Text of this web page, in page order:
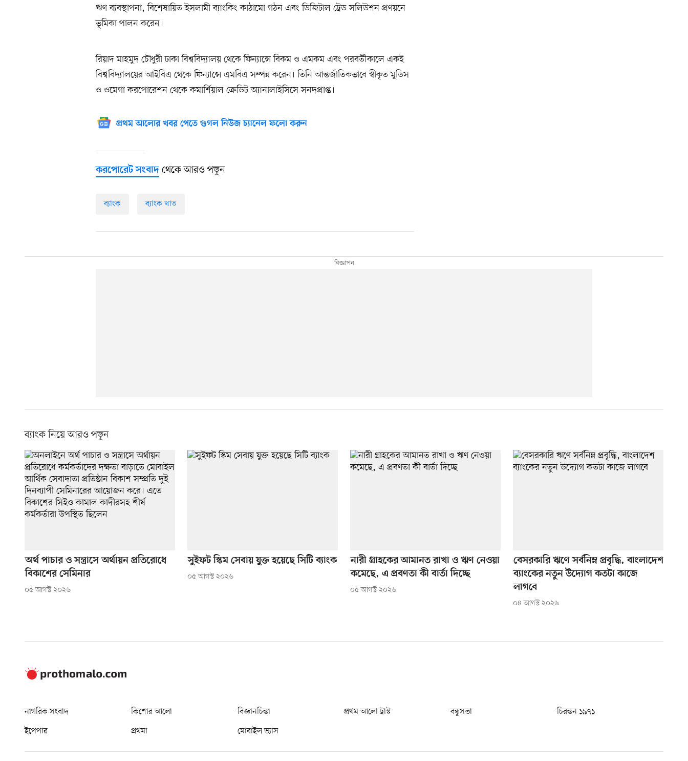
ঋণ ব্যবস্থাপনা, বিশেষায়িত ইসলামী ব্যাংকিং কাঠামো গঠন এবং ডিজিটাল ট্রেড সলিউশন প্রণয়নে
ভূমিকা পালন করেন।
রিয়াদ মাহমুদ চৌধুরী ঢাকা বিশ্ববিদ্যালয় থেকে ফিন্যান্সে বিকম ও এমকম এবং পরবর্তীকালে একই
বিশ্ববিদ্যালয়ের আইবিএ থেকে ফিন্যান্সে এমবিএ সম্পন্ন করেন। তিনি আন্তর্জাতিকভাবে স্বীকৃত মুডিস
ও ওমেগা করপোরেশন থেকে কমার্শিয়াল ক্রেডিট অ্যানালাইসিসে সনদপ্রাপ্ত।
প্রথম আলোর খবর পেতে গুগল নিউজ চ্যানেল ফলো করুন
করপোরেট সংবাদ থেকে আরও পড়ুন
ব্যাংক ব্যাংক খাত
ব্যাংক নিয়ে আরও পড়ুন
অর্থ পাচার ও সন্ত্রাসে অর্থায়ন প্রতিরোধে
বিকাশের সেমিনার
০৫ আগস্ট ২০২৬
সুইফট স্কিম সেবায় যুক্ত হয়েছে সিটি ব্যাংক
০৫ আগস্ট ২০২৬
নারী গ্রাহকের আমানত রাখা ও ঋণ নেওয়া
কমেছে, এ প্রবণতা কী বার্তা দিচ্ছে
০৫ আগস্ট ২০২৬
বেসরকারি ঋণে সর্বনিম্ন প্রবৃদ্ধি, বাংলাদেশ
ব্যাংকের নতুন উদ্যোগ কতটা কাজে
লাগবে
০৪ আগস্ট ২০২৬
নাগরিক সংবাদ কিশোর আলো বিজ্ঞানচিন্তা প্রথম আলো ট্রাস্ট বন্ধুসভা
চিরন্তন ১৯৭১
ইপেপার
প্রথমা মোবাইল ভ্যাস